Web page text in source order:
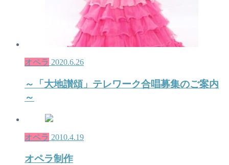
オペラ 2020.6.26
～「大地讃頌」テレワーク合唱募集のご案内
～
オペラ 2010.4.19
オペラ制作